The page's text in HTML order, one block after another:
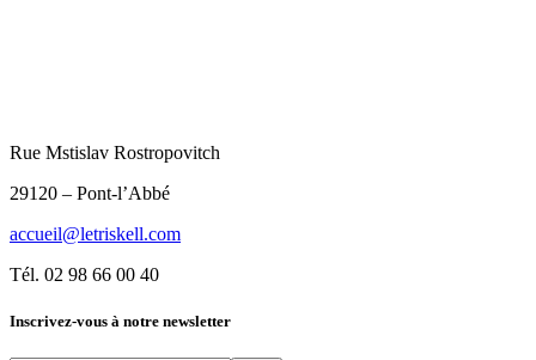
Rue Mstislav Rostropovitch
29120 – Pont-l’Abbé
accueil@letriskell.com
Tél. 02 98 66 00 40
Inscrivez-vous à notre newsletter